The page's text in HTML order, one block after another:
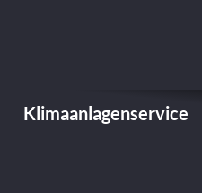
Klimaanlagenservice